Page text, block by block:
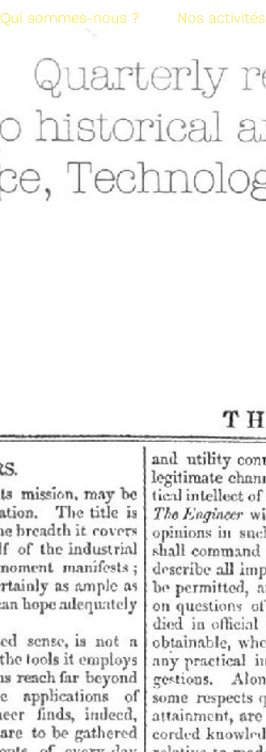
Qui sommes-nous ? Nos activités